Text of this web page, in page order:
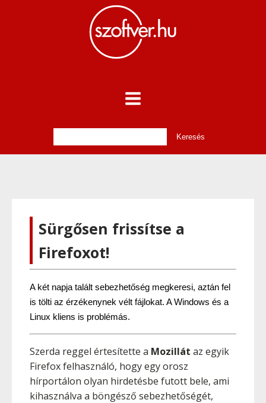
Sürgősen frissítse a
Firefoxot!
A két napja talált sebezhetőség megkeresi, aztán fel
is tölti az érzékenynek vélt fájlokat. A Windows és a
Linux kliens is problémás.
Szerda reggel értesítette a Mozillát az egyik
Firefox felhasználó, hogy egy orosz
hírportálon olyan hirdetésbe futott bele, ami
kihasználva a böngésző sebezhetőségét,